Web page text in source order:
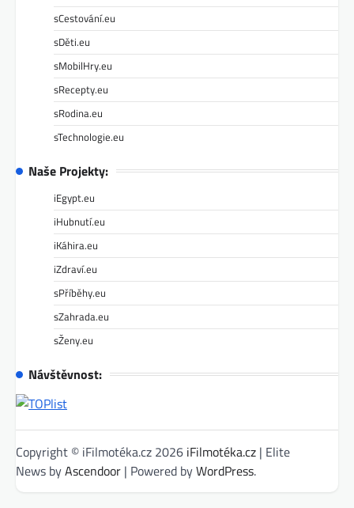
sCestování.eu
sDěti.eu
sMobilHry.eu
sRecepty.eu
sRodina.eu
sTechnologie.eu
Naše Projekty:
iEgypt.eu
iHubnutí.eu
iKáhira.eu
iZdraví.eu
sPříběhy.eu
sZahrada.eu
sŽeny.eu
Návštěvnost:
Copyright © iFilmotéka.cz 2026 iFilmotéka.cz | Elite
News byAscendoor | Powered byWordPress.